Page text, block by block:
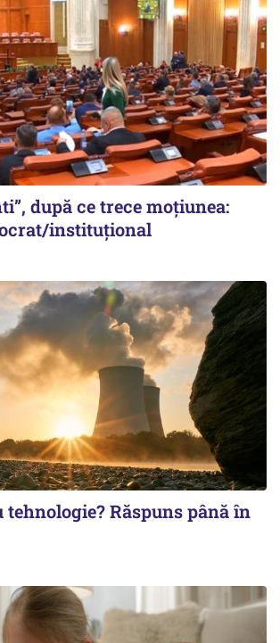
după ce trece moțiunea:
instituțional
tehnologie? Răspuns până în